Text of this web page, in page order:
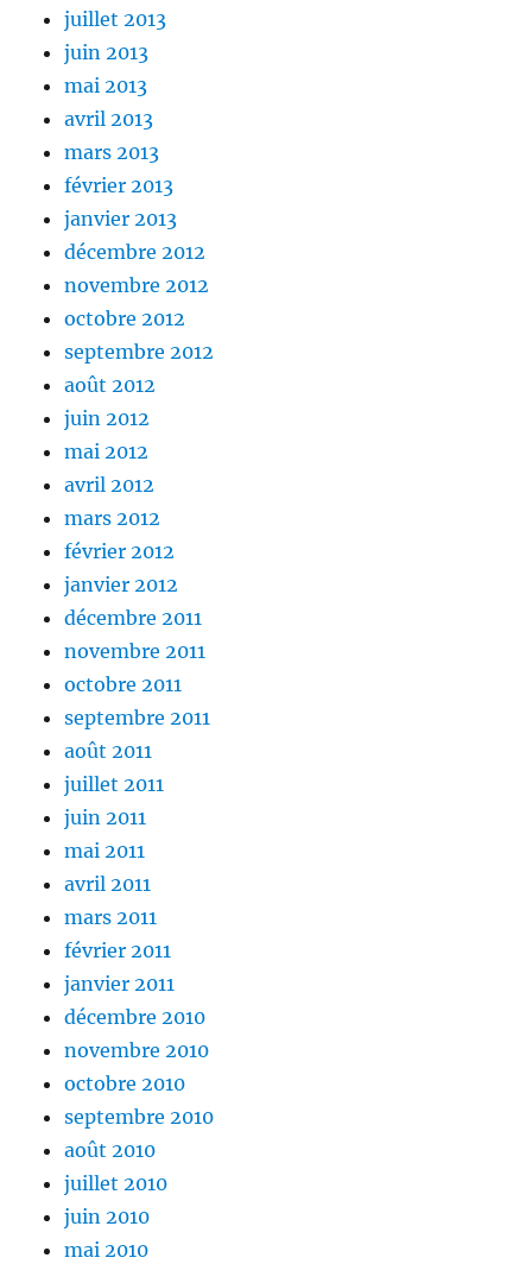
juillet 2013
juin 2013
mai 2013
avril 2013
mars 2013
février 2013
janvier 2013
décembre 2012
novembre 2012
octobre 2012
septembre 2012
août 2012
juin 2012
mai 2012
avril 2012
mars 2012
février 2012
janvier 2012
décembre 2011
novembre 2011
octobre 2011
septembre 2011
août 2011
juillet 2011
juin 2011
mai 2011
avril 2011
mars 2011
février 2011
janvier 2011
décembre 2010
novembre 2010
octobre 2010
septembre 2010
août 2010
juillet 2010
juin 2010
mai 2010